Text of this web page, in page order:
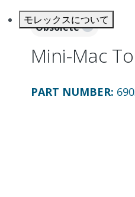
モレックスについて
Obsolete
Mini-Mac
PART NUMBER: